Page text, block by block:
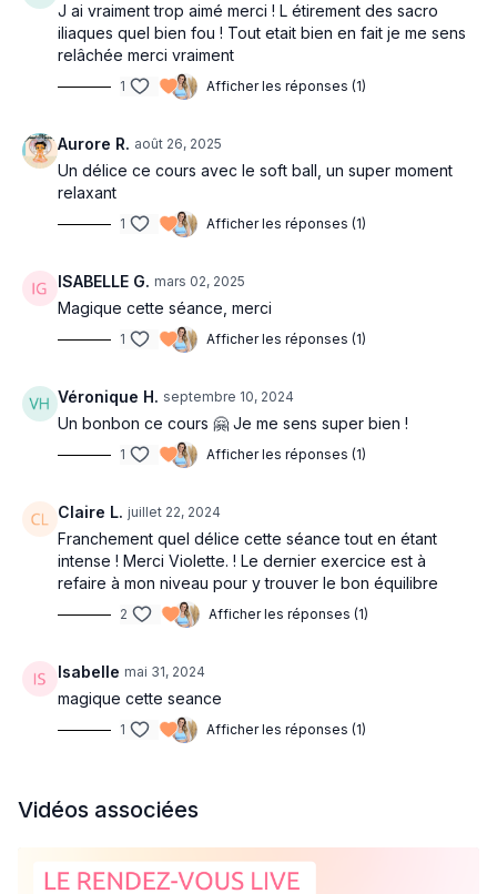
J ai vraiment trop aimé merci ! L étirement des sacro
iliaques quel bien fou ! Tout etait bien en fait je me sens
relâchée merci vraiment
1 Afficher les réponses (1)
Aurore R. août 26, 2025
Un délice ce cours avec le soft ball, un super moment
relaxant
1 Afficher les réponses (1)
ISABELLE G. mars 02, 2025
Magique cette séance, merci
1 Afficher les réponses (1)
Véronique H. septembre 10, 2024
Un bonbon ce cours 🤗 Je me sens super bien !
1 Afficher les réponses (1)
Claire L. juillet 22, 2024
Franchement quel délice cette séance tout en étant
intense ! Merci Violette. ! Le dernier exercice est à
refaire à mon niveau pour y trouver le bon équilibre
2 Afficher les réponses (1)
Isabelle mai 31, 2024
magique cette seance
1 Afficher les réponses (1)
Vidéos associées